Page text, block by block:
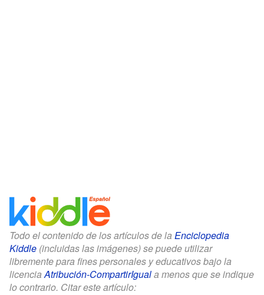
Todo el contenido de los artículos de la Enciclopedia
Kiddle (incluidas las imágenes) se puede utilizar
libremente para fines personales y educativos bajo la
licenciaAtribución-CompartirIguala menos que se indique
lo contrario. Citar este artículo: